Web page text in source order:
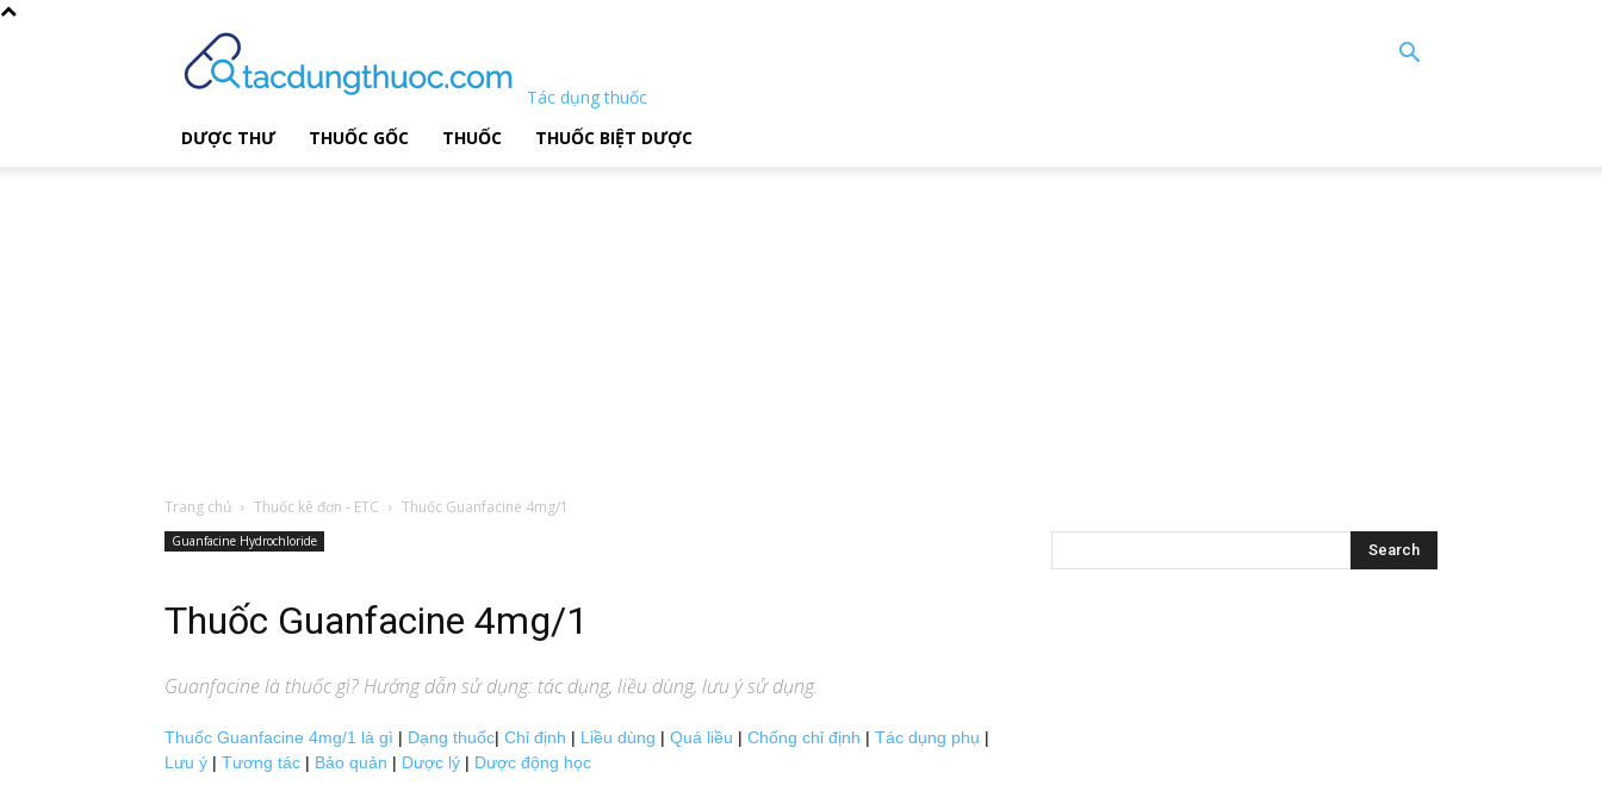
Tác dụng thuốc
DƯỢC THƯ
THUỐC GỐC THUỐC THUỐC BIỆT DƯỢC
Trang chủ Thuốc kê đơn - ETC Thuốc Guanfacine 4mg/1
Guanfacine Hydrochloride
Thuốc Guanfacine 4mg/1
Guanfacinelà thuốc gì? Hướng dẫn sử dụng: tác dụng, liều dùng, lưu ý sử dụng.
Thuốc Guanfacine 4mg/1 là gì | Dạng thuốc| Chỉ định | Liều dùng | Quá liều | Chống chỉ định | Tác dụng phụ |
Lưu ý | Tương tác | Bảo quản | Dược lý | Dược động học